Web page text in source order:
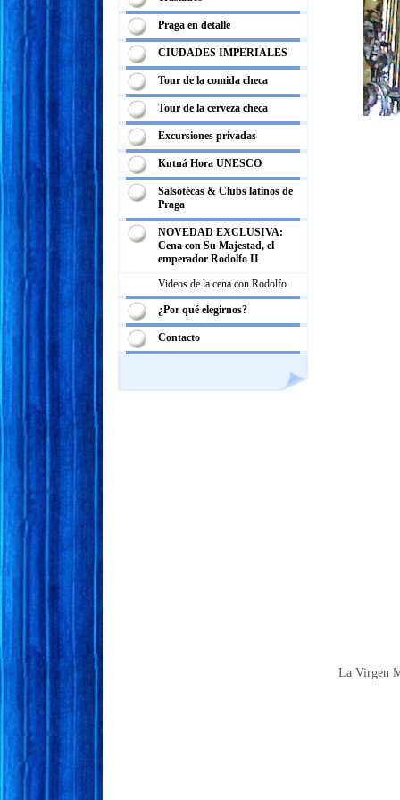
La Virgen
Praga en detalle
CIUDADES IMPERIALES
Tour de la comida checa
Tour de la cerveza checa
Excursiones privadas
Kutná Hora UNESCO
Salsotécas & Clubs latinos de
Praga
NOVEDAD EXCLUSIVA:
Cena con Su Majestad, el
emperador Rodolfo II
Videos de la cena con Rodolfo
¿Por qué elegirnos?
Contacto